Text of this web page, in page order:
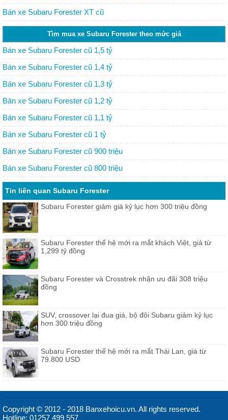
Bán xe Subaru Forester XT cũ
Tìm mua xe Subaru Forester theo mức giá
Bán xe Subaru Forester cũ 1,5 tỷ
Bán xe Subaru Forester cũ 1,4 tỷ
Bán xe Subaru Forester cũ 1,3 tỷ
Bán xe Subaru Forester cũ 1,2 tỷ
Bán xe Subaru Forester cũ 1,1 tỷ
Bán xe Subaru Forester cũ 1 tỷ
Bán xe Subaru Forester cũ 900 triệu
Bán xe Subaru Forester cũ 800 triệu
Tin liên quan Subaru Forester
Subaru Forester giảm giá kỷ lục hơn 300 triệu đồng
Subaru Forester thế hệ mới ra mắt khách Việt, giá từ
1,299 tỷ đồng
Subaru Forester và Crosstrek nhận ưu đãi 308 triệu
đồng
SUV, crossover lại đua giá, bộ đôi Subaru giảm kỷ lục
hơn 300 triệu đồng
Subaru Forester thế hệ mới ra mắt Thái Lan, giá từ
79.800 USD
Copyright © 2012 - 2018 Banxehoicu.vn. All rights reserved.
Hotline: 01257 499 557